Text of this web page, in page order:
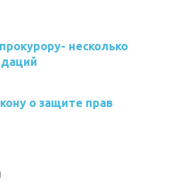
несколько
о защите прав